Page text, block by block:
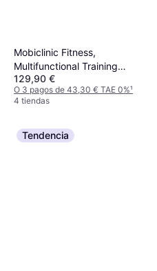
Mobiclinic Fitness,
Multifunctional Training
bench
129,90 €
O 3 pagos de 43,30 € TAE 0%¹
4 tiendas
Tendencia